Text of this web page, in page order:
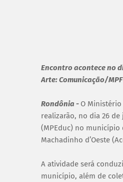
Encontro acontece no
Arte: Comunicação/MPF
Rondônia - O
realizarão, no dia 26
(MPEduc) no município
Machadinho d’Oeste
A atividade será
município, além de